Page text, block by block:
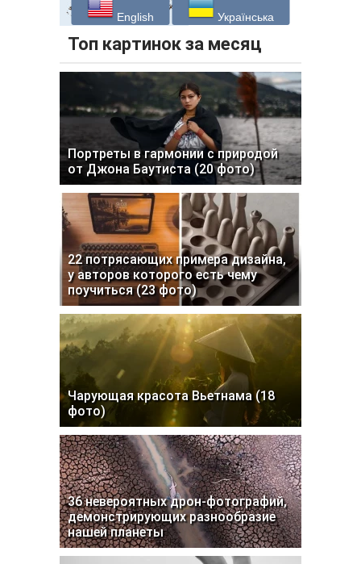
English Українська
Топ картинок за месяц
Портреты в гармонии с природой
от Джона Баутиста (20 фото)
22 потрясающих примера дизайна,
у авторов которого есть чему
поучиться (23 фото)
Чарующая красота Вьетнама (18
фото)
36 невероятных дрон-фотографий,
демонстрирующих разнообразие
нашей планеты